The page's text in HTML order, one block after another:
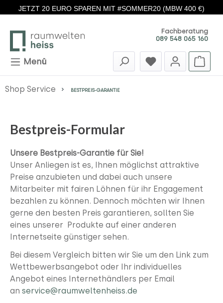
Zum Hauptinhalt springen
JETZT 20 EURO SPAREN MIT #SOMMER20 (MBW 400 €)
Fachberatung
089 548 065 160
Menü
Shop Service BESTPREIS-GARANTIE
Bestpreis-Formular
Unsere Bestpreis-Garantie für Sie!
Unser Anliegen ist es, Ihnen möglichst attraktive
Preise anzubieten und dabei auch unsere
Mitarbeiter mit fairen Löhnen für ihr Engagement
bezahlen zu können. Dennoch möchten wir Ihnen
gerne den besten Preis garantieren, sollten Sie
eines unserer Produkte auf einer anderen
Internetseite günstiger sehen.
Bei diesem Vergleich bitten wir Sie um den Link zum
Wettbewerbsangebot oder Ihr individuelles
Angebot eines Internethändlers per Email
an service@raumweltenheiss.de